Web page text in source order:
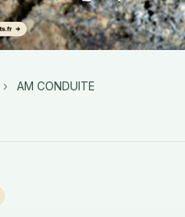
› AM CONDUITE